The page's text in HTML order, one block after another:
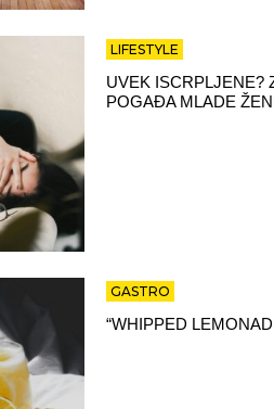
LIFESTYLE
UVEK ISCRPLJENE?
POGAĐA MLADE
GASTRO
“WHIPPED